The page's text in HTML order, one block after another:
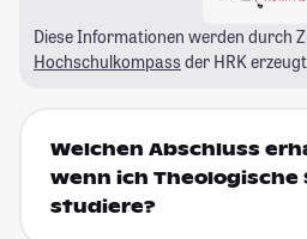
Diese Informationen werden durch
Hochschulkompass der HRK
Welchen Abschluss
wenn ich Theologische
studiere?